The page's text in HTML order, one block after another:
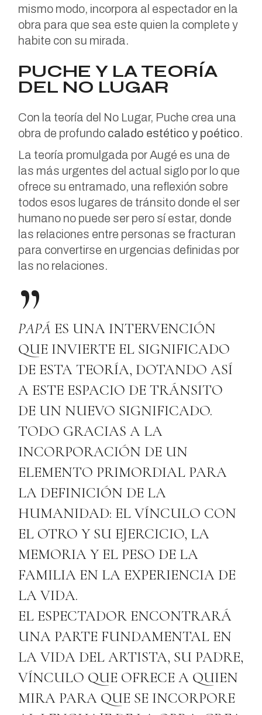
mismo modo, incorpora al espectador en la
obra para que sea este quien la complete y
habite con su mirada.
PUCHE Y LA TEORÍA
DEL NO LUGAR
Con la teoría del No Lugar, Puche crea una
obra de profundo calado estético y poético.
La teoría promulgada por Augé es una de
las más urgentes del actual siglo por lo que
ofrece su entramado, una reflexión sobre
todos esos lugares de tránsito donde el ser
humano no puede ser pero sí estar, donde
las relaciones entre personas se fracturan
para convertirse en urgencias definidas por
las no relaciones.
PAPÁ ES UNA INTERVENCIÓN
QUE INVIERTE EL SIGNIFICADO
DE ESTA TEORÍA, DOTANDO ASÍ
A ESTE ESPACIO DE TRÁNSITO
DE UN NUEVO SIGNIFICADO.
TODO GRACIAS A LA
INCORPORACIÓN DE UN
ELEMENTO PRIMORDIAL PARA
LA DEFINICIÓN DE LA
HUMANIDAD: EL VÍNCULO CON
EL OTRO Y SU EJERCICIO, LA
MEMORIA Y EL PESO DE LA
FAMILIA EN LA EXPERIENCIA DE
LA VIDA.
EL ESPECTADOR ENCONTRARÁ
UNA PARTE FUNDAMENTAL EN
LA VIDA DEL ARTISTA, SU PADRE,
VÍNCULO QUE OFRECE A QUIEN
MIRA PARA QUE SE INCORPORE